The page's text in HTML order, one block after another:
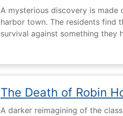
A mysterious discovery is
harbor town. The residents find
survival against something they
The Death of Robin
A darker reimagining of the